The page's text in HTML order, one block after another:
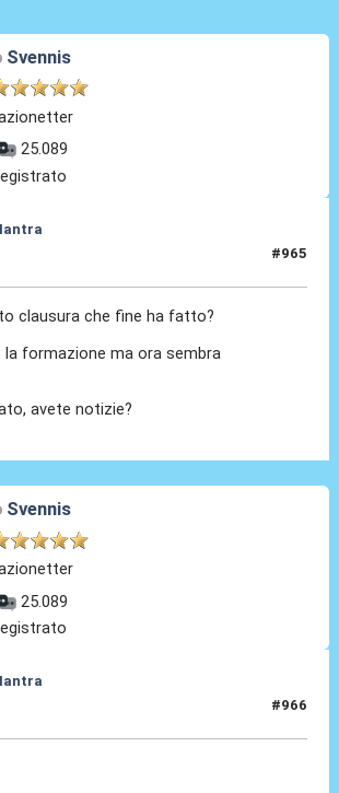
Svennis
25.089
#965
clausura che fine ha fatto?
formazione ma ora sembra
avete notizie?
Svennis
25.089
#966